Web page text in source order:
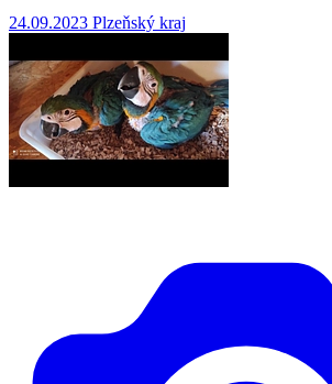
24.09.2023 Plzeňský kraj